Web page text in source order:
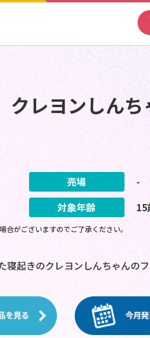
クレヨンしんち
売場
-
対象年齢 15
がございますのでご了承ください。
起きのクレヨンしんちゃんの